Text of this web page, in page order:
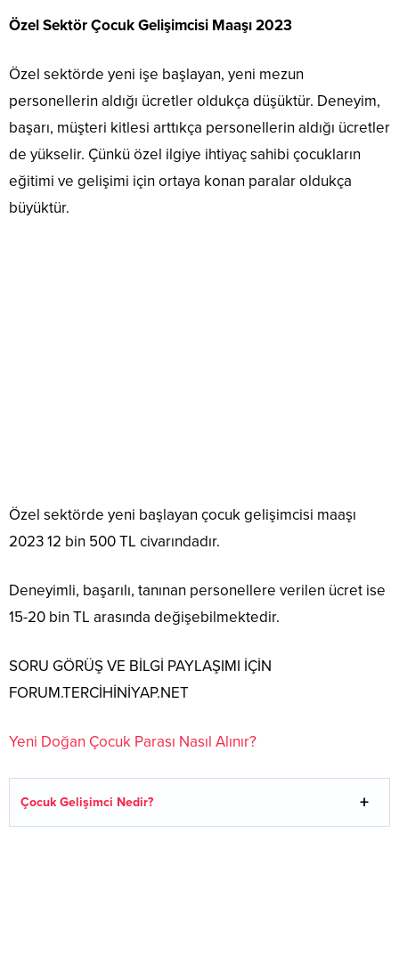
Özel Sektör Çocuk Gelişimcisi Maaşı 2023
Özel sektörde yeni işe başlayan, yeni mezun
personellerin aldığı ücretler oldukça düşüktür. Deneyim,
başarı, müşteri kitlesi arttıkça personellerin aldığı ücretler
de yükselir. Çünkü özel ilgiye ihtiyaç sahibi çocukların
eğitimi ve gelişimi için ortaya konan paralar oldukça
büyüktür.
Özel sektörde yeni başlayan çocuk gelişimcisi maaşı
2023 12 bin 500 TL civarındadır.
Deneyimli, başarılı, tanınan personellere verilen ücret ise
15-20 bin TL arasında değişebilmektedir.
SORU GÖRÜŞ VE BİLGİ PAYLAŞIMI İÇİN
FORUM.TERCİHİNİYAP.NET
Yeni Doğan Çocuk Parası Nasıl Alınır?
Çocuk Gelişimci Nedir?